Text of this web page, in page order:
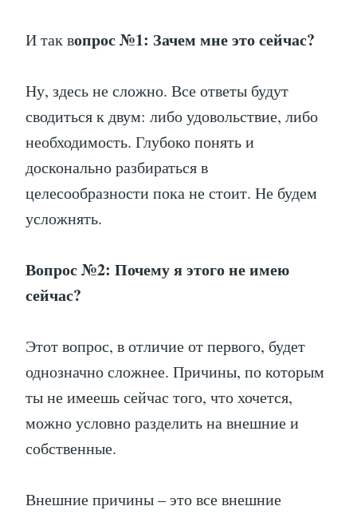
И так вопрос №1: Зачем мне это сейчас?
Ну, здесь не сложно. Все ответы будут
сводиться к двум: либо удовольствие, либо
необходимость. Глубоко понять и
досконально разбираться в
целесообразности пока не стоит. Не будем
усложнять.
Вопрос №2: Почему я этого не имею
сейчас?
Этот вопрос, в отличие от первого, будет
однозначно сложнее. Причины, по которым
ты не имеешь сейчас того, что хочется,
можно условно разделить на внешние и
собственные.
Внешние причины – это все внешние